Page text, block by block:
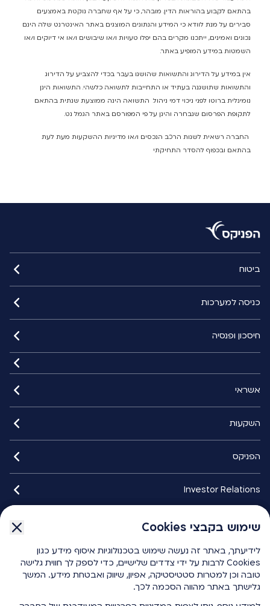
שימוש בקבצי Cookies
לידיעתך, באתר זה נעשה שימוש בטכנולוגיות איסוף מידע כגון
Cookies לרבות על ידי צדדים שלישיים, כדי לספק לך חווית גלישה
טובה וכן למטרות סטטיסטיקה, אפיון, שיווק ואבטחת מידע. המשך
גלישתך באתר מהווה הסכמה לכך.
בהתאם לקבוע בהוראות הדין. מובהר, כי על אף שחברה נוקטת באמצעים
סבירים על מנת לוודא כי המידע והנתונים המוצגים באתר האינטרנט שלה הינם
נכונים ואמינים, ייתכנו מקרים בהם יפלו טעויות ו/או שיבושים ו/או אי דיוקים ו/או
השמטות במידע המופיע באתר.
אין במידע על הדירוג והתשואות שהושגו בעבר בכדי להצביע על הדירוג
והתשואות שתושגנה בעתיד או התחייבות לתשואה כלשהי. התשואות הינן
נומינלית ברוטו לפני ניכוי דמי ניהול. התשואה הינה ממוצעת שנתית בהתאם
לתקופת הפרסום שנבחרה והינן על פי המפורסם באתר הגמל נט.
החברה רשאית לשנות הרכב הנכסים ו/או מדיניות ההשקעות מעת לעת
בהתאם ובכפוף להסדר התחיקתי
ביטוח
כניסה למערכות
חיסכון ופנסיה
אשראי
השקעות
הפניקס
Investor Relations
איתורנים
הפניקס smart
כלים ומחשבונים
שימוש בקבצי Cookies
לידיעתך, באתר זה נעשה שימוש בטכנולוגיות איסוף מידע כגון
Cookies לרבות על ידי צדדים שלישיים, כדי לספק לך חווית גלישה
טובה וכן למטרות סטטיסטיקה, אפיון, שיווק ואבטחת מידע. המשך
גלישתך באתר מהווה הסכמה לכך.